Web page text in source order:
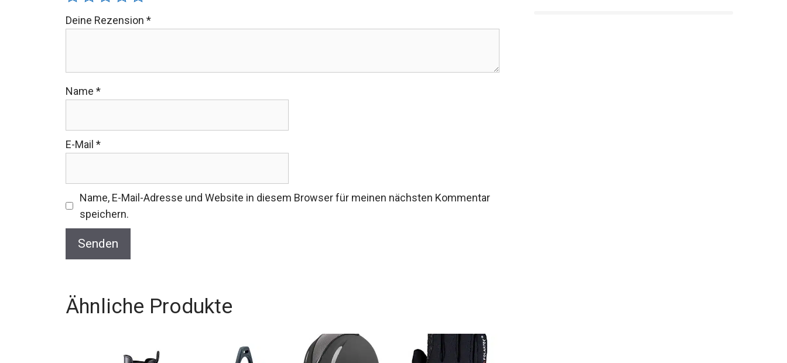
Deine Rezension *
Name *
E-Mail *
Name, E-Mail-Adresse und Website in diesem Browser für meinen nächsten Kommentar
speichern.
Ähnliche Produkte